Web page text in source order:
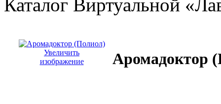
Каталог Виртуальной
Увеличить
изображение
Аромадоктор